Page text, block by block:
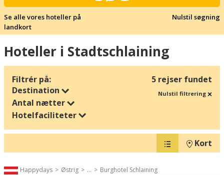
Se alle vores hoteller på
landkort
Nulstil søgning
Hoteller i Stadtschlaining
Filtrér på:
5 rejser fundet
Destination
Antal nætter
Hotelfaciliteter
Nulstil filtrering
Kort
Happydays Østrig ... Burghotel Schlaining